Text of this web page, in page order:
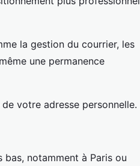
la gestion du courrier, les
une permanence
votre adresse personnelle.
notamment à Paris ou